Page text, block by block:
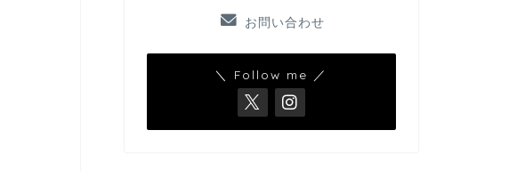
お問い合わせ
＼ Follow me ／